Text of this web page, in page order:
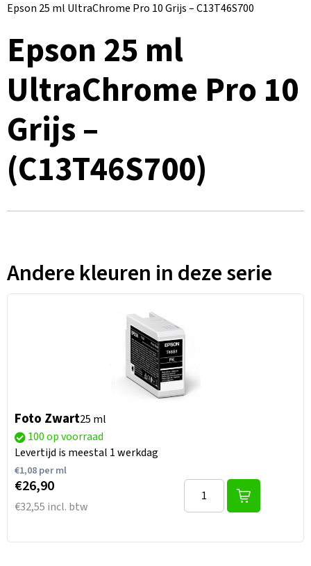
Epson 25 ml UltraChrome Pro 10 Grijs – C13T46S700
Epson 25 ml
UltraChrome Pro 10
Grijs –
(C13T46S700)
Andere kleuren in deze serie
Foto Zwart25 ml
100 op voorraad
Levertijd is meestal 1 werkdag
€1,08per ml
€26,90
€32,55 incl. btw